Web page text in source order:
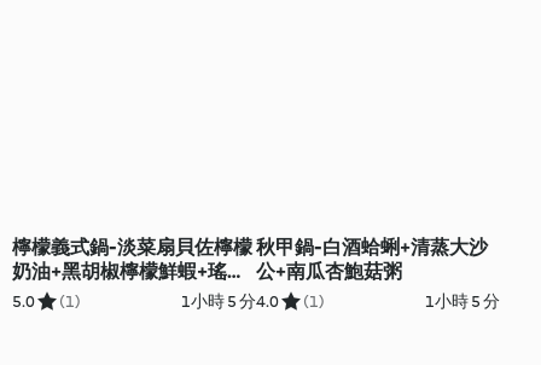
檸檬義式鍋-淡菜扇貝佐檸檬
奶油+黑胡椒檸檬鮮蝦+瑤柱
玉米蛋白粥
5.0 (1) 1小時 5 分
秋甲鍋-白酒蛤蜊+清蒸大沙
公+南瓜杏鮑菇粥
4.0 (1) 1小時 5 分